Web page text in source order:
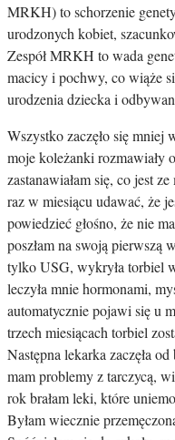
MRKH) to schorzenie
urodzonych kobiet,
Zespół MRKH to wada
macicy i pochwy, co wiąże
urodzenia dziecka i
Wszystko zaczęło się mniej
moje koleżanki rozmawiały
zastanawiałam się, co jest
raz w miesiącu udawać, że
powiedzieć głośno, że nie
poszłam na swoją pierwszą
tylko USG, wykryła torbiel
leczyła mnie hormonami,
automatycznie pojawi się u
trzech miesiącach torbiel
Następna lekarka zaczęła
mam problemy z tarczycą,
rok brałam leki, które
Byłam wiecznie